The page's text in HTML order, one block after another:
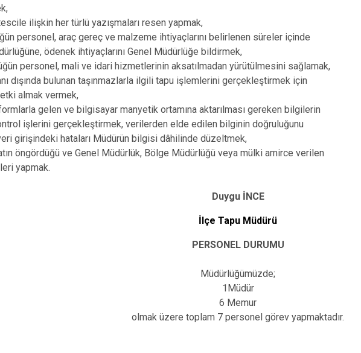
ilişkin her türlü yazışmaları resen yapmak,
personel, araç gereç ve malzeme ihtiyaçlarını belirlenen süreler içinde
ödenek ihtiyaçlarını Genel Müdürlüğe bildirmek,
personel, mali ve idari hizmetlerinin aksatılmadan yürütülmesini sağlamak,
dışında bulunan taşınmazlarla ilgili tapu işlemlerini gerçekleştirmek için
almak vermek,
gelen ve bilgisayar manyetik ortamına aktarılması gereken bilgilerin
işlerini gerçekleştirmek, verilerden elde edilen bilginin doğruluğunu
girişindeki hataları Müdürün bilgisi dâhilinde düzeltmek,
öngördüğü ve Genel Müdürlük, Bölge Müdürlüğü veya mülki amirce verilen
yapmak.
Duygu İNCE
İlçe Tapu Müdürü
PERSONEL DURUMU
Müdürlüğümüzde;
1Müdür
6 Memur
olmak üzere toplam 7 personel görev yapmaktadır.